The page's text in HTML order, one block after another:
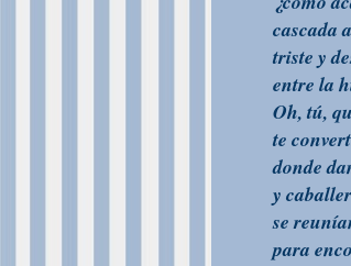
cascada
triste y
entre la
Oh, tú,
te
donde
y
se
para